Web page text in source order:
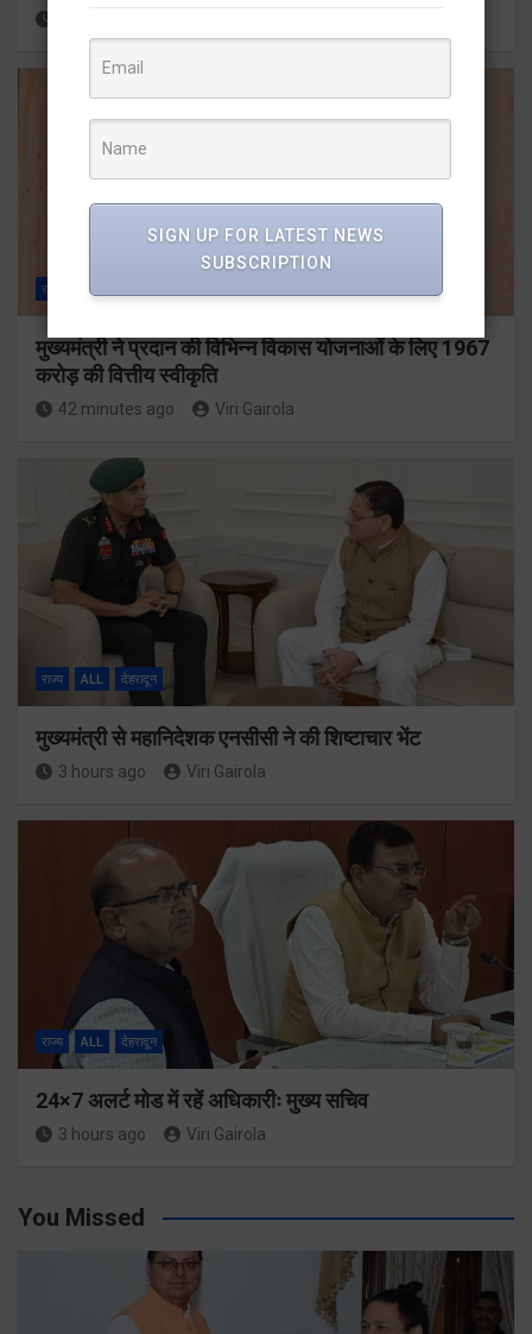
राज्य ALL
मुख्यमंत्री ने प्रदान की विभिन्न विकास योजनाओं के लिए 1967
करोड़ की वित्तीय स्वीकृति
42 minutes ago Viri Gairola
राज्य ALL देहरादून
मुख्यमंत्री से महानिदेशक एनसीसी ने की शिष्टाचार भेंट
3 hours ago Viri Gairola
राज्य ALL देहरादून
24×7 अलर्ट मोड में रहें अधिकारीः मुख्य सचिव
3 hours ago Viri Gairola
You Missed
SIGN UP FOR LATEST NEWS
SUBSCRIPTION